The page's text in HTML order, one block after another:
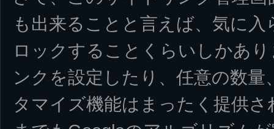
も出来ることと言えば、気に
ロックすることくらいしかあ
ンクを設定したり、任意の数
タマイズ機能はまったく提供